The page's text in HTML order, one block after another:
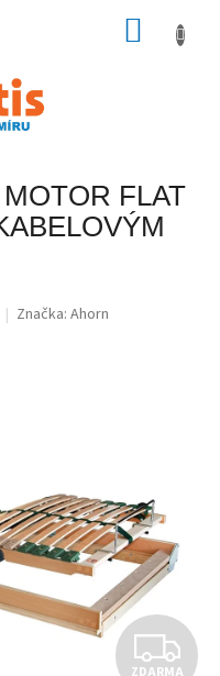
FLAT
Značka: Ahorn
Z